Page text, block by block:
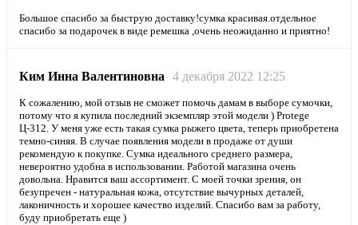
Большое спасибо за быструю доставку!сумка красивая.отдельное
спасибо за подарочек в виде ремешка ,очень неожиданно и приятно!
Ким Инна Валентиновна 4 декабря 2022 12:25
К сожалению, мой отзыв не сможет помочь дамам в выборе сумочки,
потому что я купила последний экземпляр этой модели ) Protege
Ц-312. У меня уже есть такая сумка рыжего цвета, теперь приобретена
темно-синяя. В случае появления модели в продаже от души
рекомендую к покупке. Сумка идеального среднего размера,
невероятно удобна в использовании. Работой магазина очень
довольна. Нравится ваш ассортимент. С моей точки зрения, он
безупречен - натуральная кожа, отсутствие вычурных деталей,
лаконичность и хорошее качество изделий. Спасибо вам за работу,
буду приобретать еще )